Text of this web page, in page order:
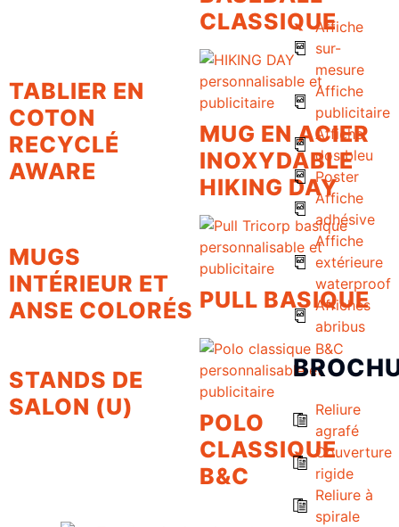
Affiche
sur-
mesure
Affiche
publicitaire
Affiche
dos bleu
Poster
Affiche
adhésive
Affiche
extérieure
waterproof
Affiches
abribus
Reliure
agrafé
Couverture
rigide
Reliure à
spirale
CLASSIQUE
TABLIER EN
COTON
RECYCLÉ
AWARE
MUG EN ACIER
INOXYDABLE
HIKING DAY
MUGS
INTÉRIEUR ET
ANSE COLORÉS PULL BASIQUE
STANDS DE
SALON (U)
POLO
CLASSIQUE
B&C